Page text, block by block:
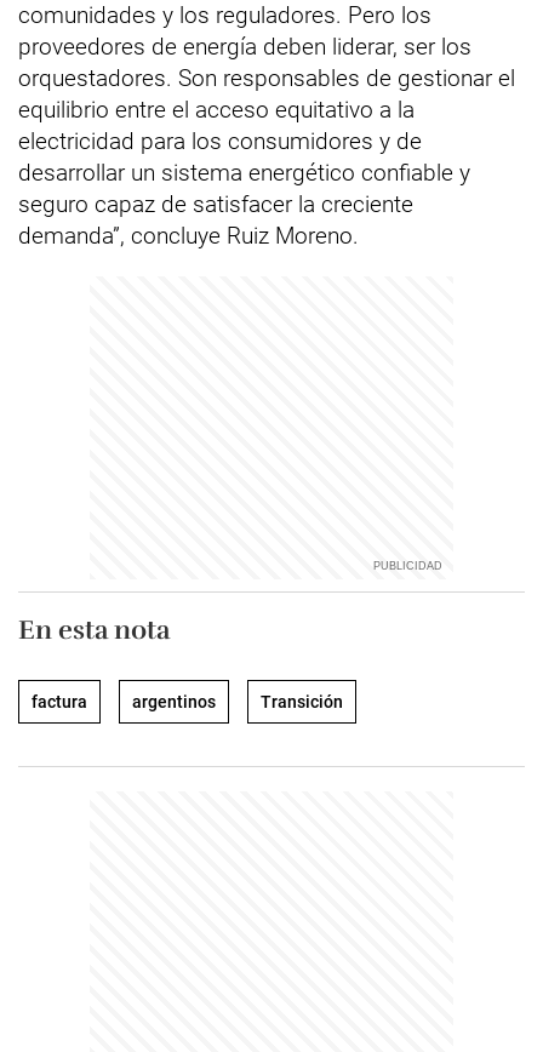
comunidades y los reguladores. Pero los
proveedores de energía deben liderar, ser los
orquestadores. Son responsables de gestionar el
equilibrio entre el acceso equitativo a la
electricidad para los consumidores y de
desarrollar un sistema energético confiable y
seguro capaz de satisfacer la creciente
demanda”, concluye Ruiz Moreno.
En esta nota
factura argentinos Transición